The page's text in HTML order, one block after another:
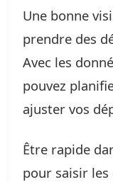
Une bonne
prendre des
Avec les
pouvez
ajuster vos
Être rapide
pour saisir